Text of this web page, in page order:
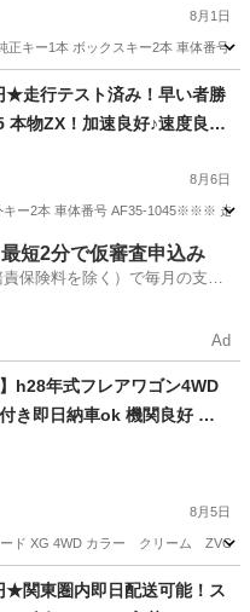
8月1日
正キー1本 ボックスキー2本 車体番
エンジン
走行テスト済み！早い者勝
本物ZX！加速良好♪速度良好
ク！
8月6日
2本 車体番号 AF35-1045※※※ 走行
フォーク
最短2分で仮審査申込み
保険料を除く）で毎月の支払
Ad
h28年式フレアワゴン4WD
き即日納車ok 機関良好 燃
付き S-eneチャージ エアコ
8月5日
ド XG 4WD カラー クリーム ZVG 年
車両関東圏内即日配送可能！ス